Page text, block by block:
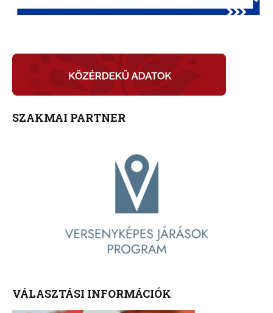
SZAKMAI PARTNER
VÁLASZTÁSI INFORMÁCIÓK